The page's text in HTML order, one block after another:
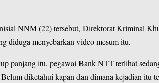
NNM (22) tersebut, Direktorat Kriminal
diduga menyebarkan video mesum itu.
panjang itu, pegawai Bank NTT terlihat
diketahui kapan dan dimana kejadian itu